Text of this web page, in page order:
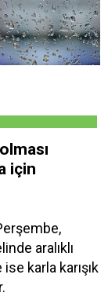
için
aralıklı
karla karışık